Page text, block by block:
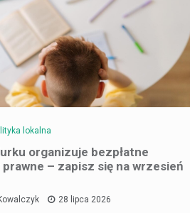
lokalna
organizuje bezpłatne
– zapisz się na wrzesień
28 lipca 2026